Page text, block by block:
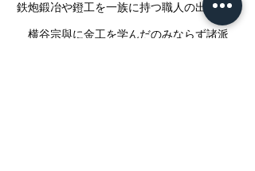
鉄炮鍛冶や鐙工を一族に持つ職人の出身。
横谷宗與に金工を学んだのみならず諸派